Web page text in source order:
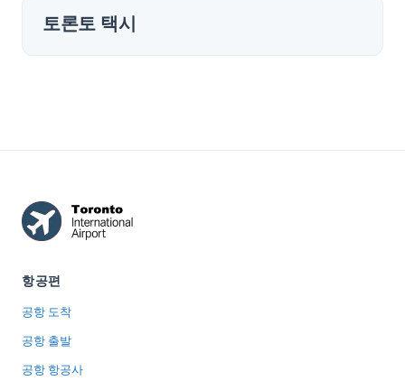
토론토 택시
항공편
공항 도착
공항 출발
공항 항공사